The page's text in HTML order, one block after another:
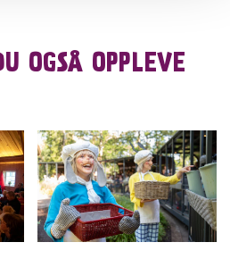
OGSÅ OPPLEVE